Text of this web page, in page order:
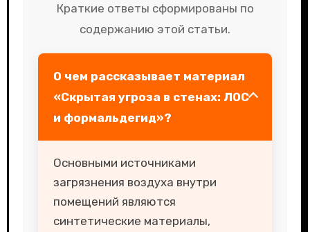
Краткие ответы сформированы по
содержанию этой статьи.
О чем рассказывает материал
«Скрытая угроза в стенах: ЛОС
и формальдегид»?
Основными источниками
загрязнения воздуха внутри
помещений являются
синтетические материалы,